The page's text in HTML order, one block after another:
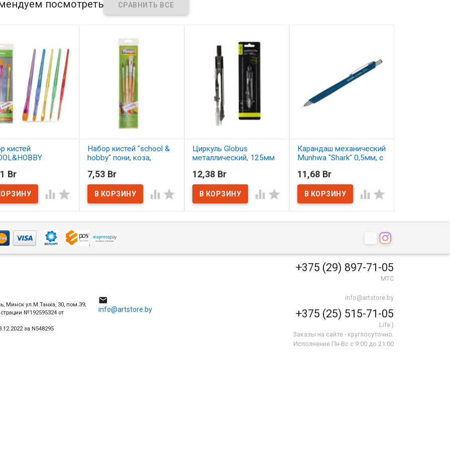
посмотреть
кистей
Br
 
Набор кистей "school &
hobby" пони, коза,
В наличии
7,53 Br
 
Циркуль Globus
металлический, 125мм
В наличии
12,38 Br
 
Карандаш механический
Munhwa "Shark" 0,5мм, с
В наличии
11,68 Br
 
Минск ул.М.Танка, 30, пом.39;
№192595324 от
за N548295

info@artstore.by
+375 (29) 897-71-05
МТС
info@artstore.by
+375 (25) 515-71-05
Life:)
Заказы на сайте - круглосуточно.
Исполнение Пн-Вс с 9:00 до 21:00